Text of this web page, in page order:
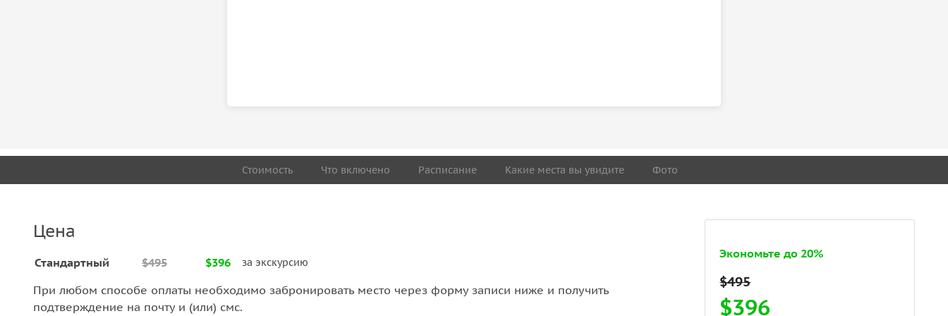
Стоимость Что включено Расписание Какие места вы увидите Фото
Цена
Стандартный $495 $396 за экскурсию
При любом способе оплаты необходимо забронировать место через форму записи ниже и получить
подтверждение на почту и (или) смс.
Экономьте до 20%
$396